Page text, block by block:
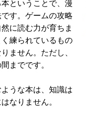
ということで、漫
す。ゲームの攻略
に読む力が育ちま
練られているもの
ません。ただし、
までです。
うな本は、知識は
なりません。